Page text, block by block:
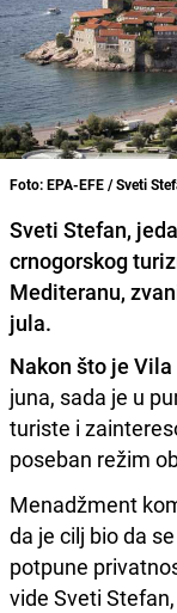
Foto: EPA-EFE / Sveti
Sveti Stefan,
crnogorskog
Mediteranu,
jula.
Nakon što je
juna, sada je u
turiste i
poseban režim
Menadžment
da je cilj bio da
potpune
vide Sveti